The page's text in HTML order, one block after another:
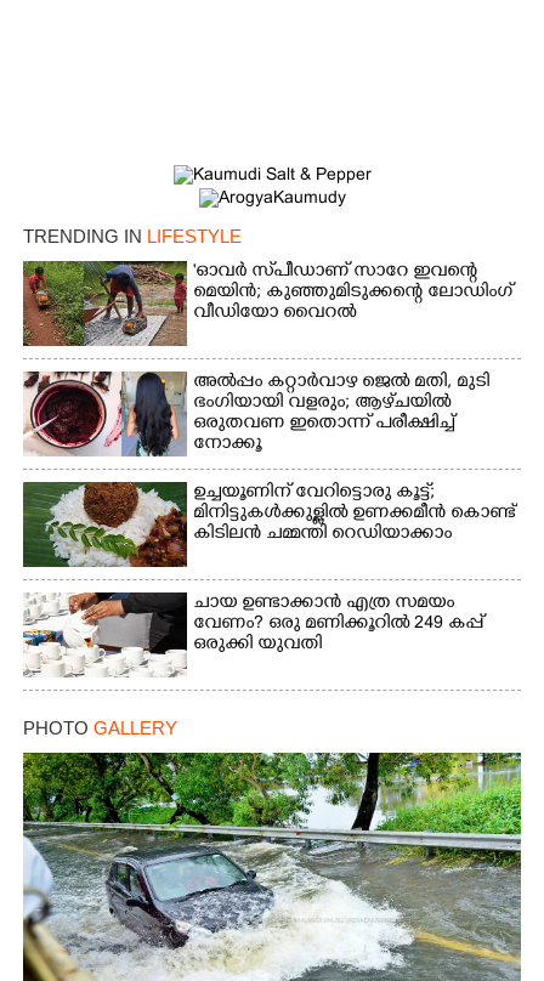
TRENDING IN LIFESTYLE
'ഓവർ സ്‌പീഡാണ് സാറേ ഇവന്റെ
മെയിൻ; കുഞ്ഞുമിടുക്കന്റെ ലോഡിംഗ്
വീഡിയോ വൈറൽ
അൽപ്പം കറ്റാർവാഴ ജെൽ മതി, മുടി
ഭംഗിയായി വളരും; ആഴ്‌ചയിൽ
ഒരുതവണ ഇതൊന്ന് പരീക്ഷിച്ച്
നോക്കൂ
ഉച്ചയൂണിന് വേറിട്ടൊരു കൂട്ട്;
മിനിട്ടുകൾക്കുള്ളിൽ ഉണക്കമീൻ കൊണ്ട്
കിടിലൻ ചമ്മന്തി റെഡിയാക്കാം
ചായ ഉണ്ടാക്കാൻ എത്ര സമയം
വേണം? ഒരു മണിക്കൂറിൽ 249 കപ്പ്
ഒരുക്കി യുവതി
PHOTO GALLERY
Share this link
Copy Link